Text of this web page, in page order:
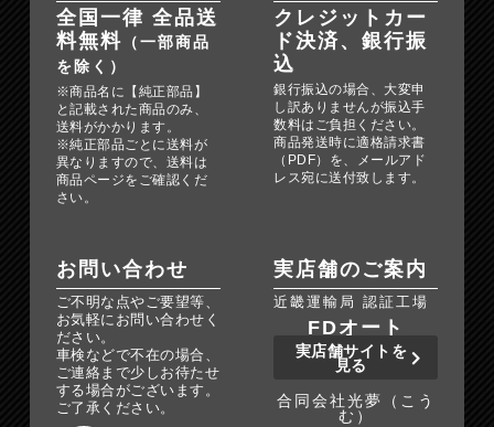
全国一律 全品送
料無料 （一部商品
を除く）
※商品名に【純正部品】
と記載された商品のみ、
送料がかかります。
※純正部品ごとに送料が
異なりますので、送料は
商品ページをご確認くだ
さい。
クレジットカー
ド決済、銀行振
込
銀行振込の場合、大変申
し訳ありませんが振込手
数料はご負担ください。
商品発送時に適格請求書
（PDF）を、メールアド
レス宛に送付致します。
お問い合わせ
ご不明な点やご要望等、
お気軽にお問い合わせく
ださい。
車検などで不在の場合、
ご連絡まで少しお待たせ
する場合がございます。
ご了承ください。
実店舗のご案内
近畿運輸局 認証工場
FDオート
実店舗サイトを
見る
合同会社光夢（こう
む）